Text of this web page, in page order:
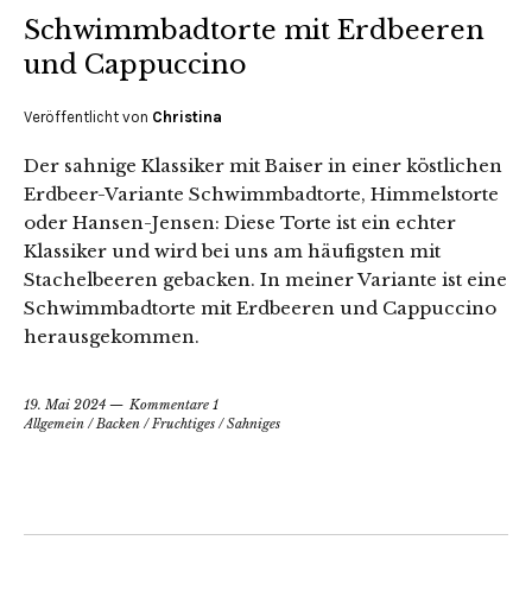
Schwimmbadtorte mit Erdbeeren
und Cappuccino
Veröffentlicht von Christina
Der sahnige Klassiker mit Baiser in einer köstlichen
Erdbeer-Variante Schwimmbadtorte, Himmelstorte
oder Hansen-Jensen: Diese Torte ist ein echter
Klassiker und wird bei uns am häufigsten mit
Stachelbeeren gebacken. In meiner Variante ist eine
Schwimmbadtorte mit Erdbeeren und Cappuccino
herausgekommen.
19. Mai 2024
Kommentare 1
Allgemein /Backen /Fruchtiges /Sahniges